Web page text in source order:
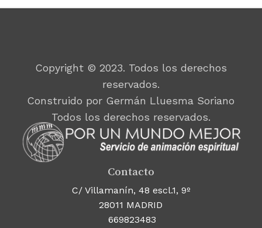
Copyright © 2023. Todos los derechos
reservados.
Construido por Germán Lluesma Soriano
Todos los derechos reservados.
Contacto
C/ Villamanín, 48 escl.1, 9º
28011 MADRID
669823483